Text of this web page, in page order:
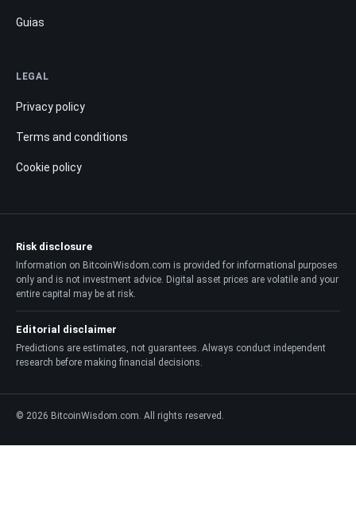
Guias
LEGAL
Privacy policy
Terms and conditions
Cookie policy
Risk disclosure
Information on BitcoinWisdom.com is provided for informational purposes
only and is not investment advice. Digital asset prices are volatile and your
entire capital may be at risk.
Editorial disclaimer
Predictions are estimates, not guarantees. Always conduct independent
research before making financial decisions.
© 2026 BitcoinWisdom.com. All rights reserved.